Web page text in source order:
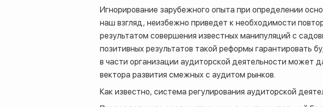
Игнорирование зарубежного опыта при определении
наш взгляд, неизбежно приведет к необходимости
результатом совершения известных манипуляций с
позитивных результатов такой реформы гарантировать
в части организации аудиторской деятельности может
вектора развития смежных с аудитом рынков.
Как известно, система регулирования аудиторской